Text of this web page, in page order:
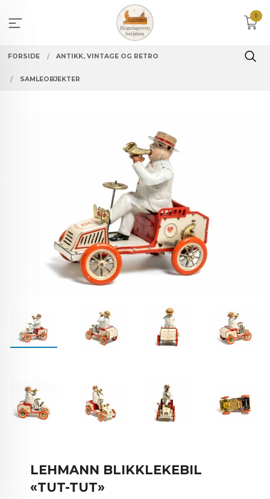
innholdet
0
FORSIDE ANTIKK, VINTAGE OG RETRO
SAMLEOBJEKTER
LEHMANN BLIKKLEKEBIL
«TUT-TUT»